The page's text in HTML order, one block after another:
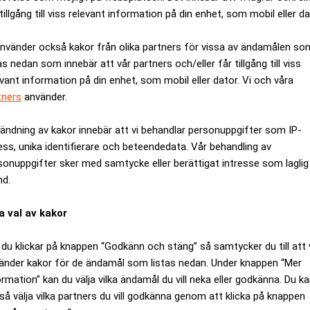
till viss relevant information på din enhet, som mobil eller
också kakor från olika partners för vissa av ändamålen
nedan som innebär att vår partners och/eller får tillgång till viss
information på din enhet, som mobil eller dator. Vi och våra
använder.
av kakor innebär att vi behandlar personuppgifter som IP-
unika identifierare och beteendedata. Vår behandling av
sker med samtycke eller berättigat intresse som laglig
val av kakor
klickar på knappen “Godkänn och stäng” så samtycker du till att
kakor för de ändamål som listas nedan. Under knappen “Mer
kan du välja vilka ändamål du vill neka eller godkänna. Du
välja vilka partners du vill godkänna genom att klicka på knappen
gå i pension redan vid 62 års ålder. (Foto: Lewis Joly/AP/
ANNONS